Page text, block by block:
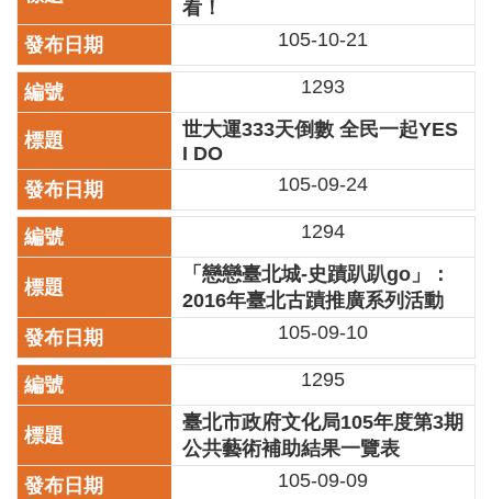
台
北
通
English
易
讀
專
區
廉
政
臺
專
區
見
問
答
看！
105-10-21
1293
世大運333天倒數 全民一起YES
I DO
105-09-24
1294
「戀戀臺北城-史蹟趴趴go」：
2016年臺北古蹟推廣系列活動
105-09-10
1295
臺北市政府文化局105年度第3期
公共藝術補助結果一覽表
105-09-09